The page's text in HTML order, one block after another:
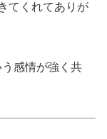
てくれてありが
う感情が強く共